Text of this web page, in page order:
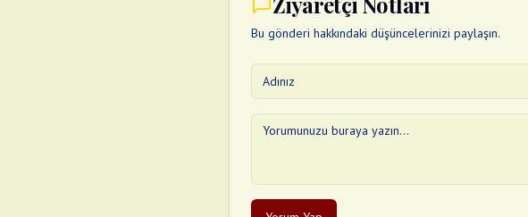
Bu gönderi hakkındaki düşüncelerinizi paylaşın.